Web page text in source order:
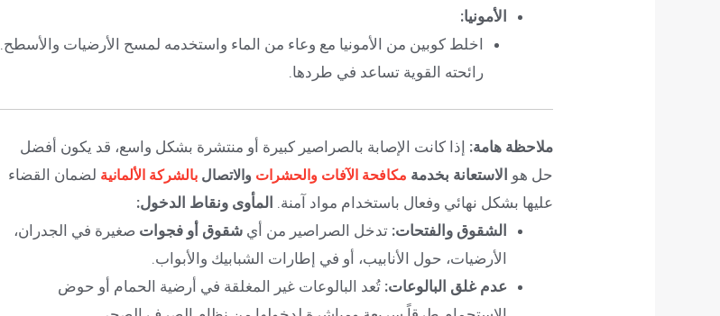
الأمونيا:
اخلط كوبين من الأمونيا مع وعاء من الماء واستخدمه لمسح الأرضيات والأسطح.
رائحته القوية تساعد في طردها.
ملاحظة هامة: إذا كانت الإصابة بالصراصير كبيرة أو منتشرة بشكل واسع، قد يكون أفضل
حل هو الاستعانة بخدمة مكافحة الآفات والحشرات والاتصالبالشركة الألمانية لضمان القضاء
عليها بشكل نهائي وفعال باستخدام مواد آمنة. المأوى ونقاط الدخول:
الشقوق والفتحات: تدخل الصراصير من أيشقوق أو فجوات صغيرة في الجدران،
الأرضيات، حول الأنابيب، أو في إطارات الشبابيك والأبواب.
عدم غلق البالوعات: تُعد البالوعات غير المغلقة في أرضية الحمام أو حوض